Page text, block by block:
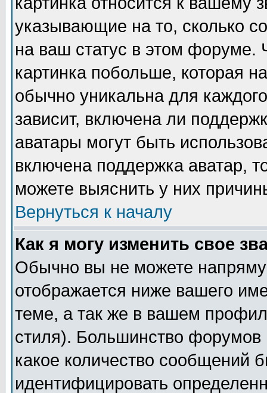
указывающие на то, сколько
на ваш статус в этом форуме.
картинка побольше, которая
обычно уникальна для
зависит, включена ли
аватары могут быть
включена поддержка аватар,
можете выяснить у них
Вернуться к началу
Как я могу изменить свое
Обычно вы не можете
отображается ниже вашего
теме, а так же в вашем
стиля). Большинство форумов
какое количество сообщений
идентифицировать